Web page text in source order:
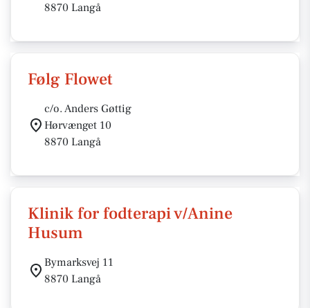
8870 Langå
Følg Flowet
c/o. Anders Gøttig
Hørvænget 10
8870 Langå
Klinik for fodterapi v/Anine
Husum
Bymarksvej 11
8870 Langå